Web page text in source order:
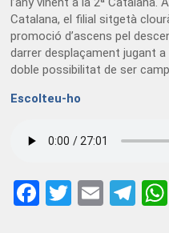
Catalana, el filial sitgetà
promoció d’ascens pel
darrer desplaçament jugant
doble possibilitat de ser
Escolteu-ho
Facebook
Twitter
Email